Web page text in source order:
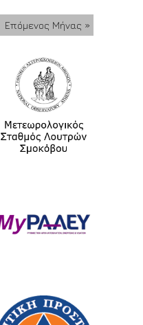
Επόμενος Μήνας »